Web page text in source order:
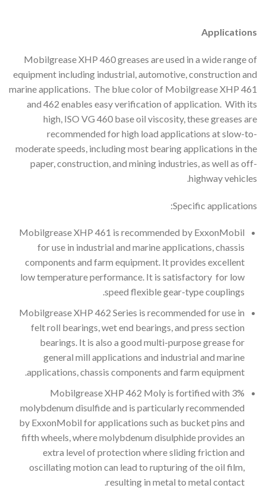
Applications
Mobilgrease XHP 460 greases are used in a wide range of
equipment including industrial, automotive, construction and
marine applications. The blue color of Mobilgrease XHP 461
and 462 enables easy verification of application. With its
high, ISO VG 460 base oil viscosity, these greases are
recommended for high load applications at slow-to-
moderate speeds, including most bearing applications in the
paper, construction, and mining industries, as well as off-
highway vehicles.
Specific applications:
Mobilgrease XHP 461 is recommended by ExxonMobil
for use in industrial and marine applications, chassis
components and farm equipment. It provides excellent
low temperature performance. It is satisfactory for low
speed flexible gear-type couplings.
Mobilgrease XHP 462 Series is recommended for use in
felt roll bearings, wet end bearings, and press section
bearings. It is also a good multi-purpose grease for
general mill applications and industrial and marine
applications, chassis components and farm equipment.
Mobilgrease XHP 462 Moly is fortified with 3%
molybdenum disulfide and is particularly recommended
by ExxonMobil for applications such as bucket pins and
fifth wheels, where molybdenum disulphide provides an
extra level of protection where sliding friction and
oscillating motion can lead to rupturing of the oil film,
resulting in metal to metal contact.